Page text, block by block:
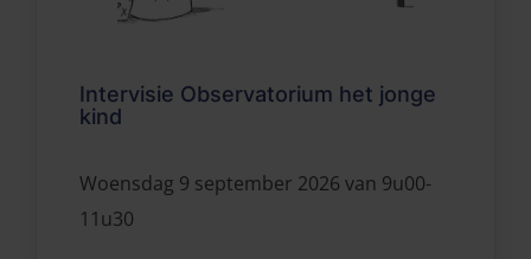
Intervisie Observatorium het jonge
kind
Woensdag 9 september 2026 van 9u00-
11u30